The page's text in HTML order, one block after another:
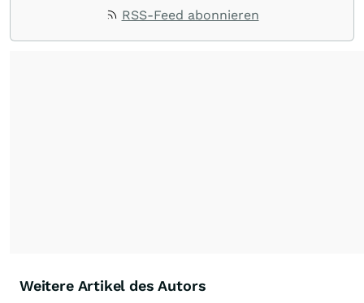
über ein breites Spektrum an Aktien. Ob
RSS-Feed abonnieren
Weitere Artikel des Autors